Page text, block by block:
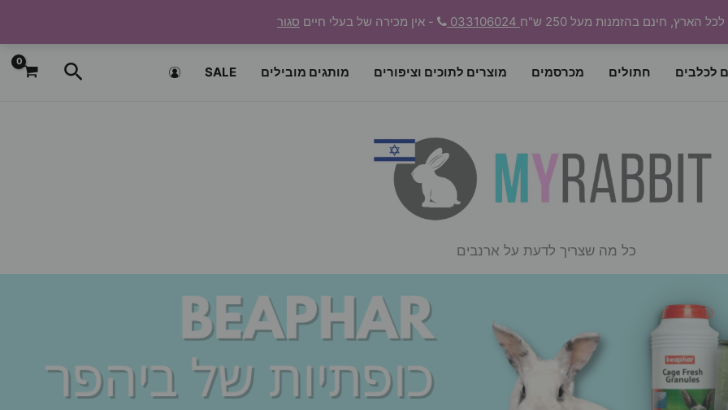
הארץ, חינם בהזמנות מעל 250 ש"ח - אין מכירה של בעלי חיים סגור
לכלבים חתולים מכרסמים מוצרים לתוכים וציפורים מותגים מובילים SALE חיפוש
כל מה שצריך לדעת על ארנבים